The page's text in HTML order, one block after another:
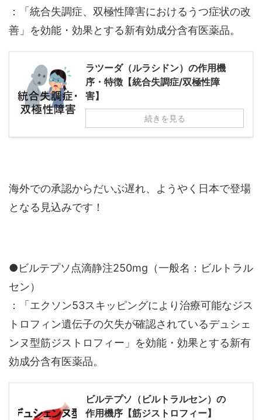
：「統合失調症、双極性障害におけるうつ症状の改
善」を効能・効果とする新有効成分含有医薬品。
ラツーダ（ルラシドン）の作用機
序・特徴【統合失調症/双極性障
害】
続きを見る
海外での承認からだいぶ遅れ、ようやく日本で登場
となる見込みです！
●ビルテプソ点滴静注250mg（一般名：ビルトラル
セン）
：「エクソン53スキッピングにより治療可能なジス
トロフィン遺伝子の欠失が確認されているデュシェ
ンヌ型筋ジストロフィー」を効能・効果とする新有
効成分含有医薬品。
ビルテプソ（ビルトラルセン）の
作用機序【筋ジストロフィー】